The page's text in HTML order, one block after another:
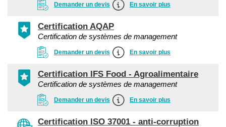
Demander un devis En savoir plus
Certification AQAP
Certification de systèmes de management
Demander un devis En savoir plus
Certification IFS Food - Agroalimentaire
Certification de systèmes de management
Demander un devis En savoir plus
Certification ISO 37001 - anti-corruption